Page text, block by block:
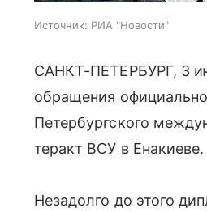
Источник: РИА "Новости"
САНКТ-ПЕТЕРБУРГ, 3
обращения
Петербургского
теракт ВСУ в Енакиеве.
Незадолго до этого